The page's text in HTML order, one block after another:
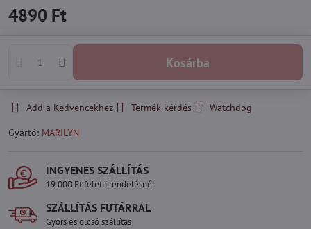
4890 Ft
Kosárba
Add a Kedvencekhez Termék kérdés
Watchdog
Gyártó: MARILYN
INGYENES SZÁLLÍTÁS
19.000 Ft feletti rendelésnél
SZÁLLÍTÁS FUTÁRRAL
Gyors és olcsó szállítás